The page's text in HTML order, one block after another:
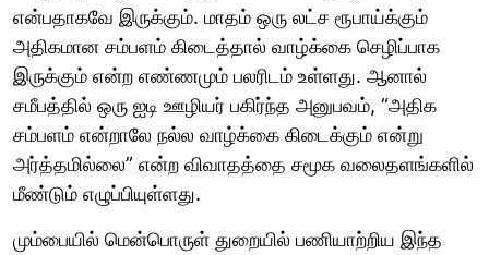
என்பதாகவே இருக்கும். மாதம் ஒரு லட்ச ரூபாய்க்கும்
அதிகமான சம்பளம் கிடைத்தால் வாழ்க்கை செழிப்பாக
இருக்கும் என்ற எண்ணமும் பலரிடம் உள்ளது. ஆனால்
சமீபத்தில் ஒரு ஐடி ஊழியர் பகிர்ந்த அனுபவம், “அதிக
சம்பளம் என்றாலே நல்ல வாழ்க்கை கிடைக்கும் என்று
அர்த்தமில்லை” என்ற விவாதத்தை சமூக வலைதளங்களில்
மீண்டும் எழுப்பியுள்ளது.
மும்பையில் மென்பொருள் துறையில் பணியாற்றிய இந்த